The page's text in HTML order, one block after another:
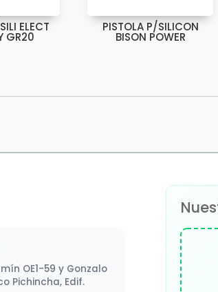
ELECT
GR20
PISTOLA P/SILICON
BISON POWER
OE1-59 y Gonzalo
Pichincha, Edif.